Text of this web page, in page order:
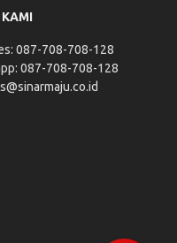
KAMI
087-708-708-128
087-708-708-128